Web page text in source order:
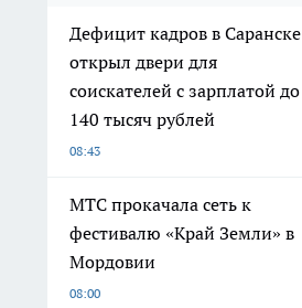
Дефицит кадров в Саранске
открыл двери для
соискателей с зарплатой до
140 тысяч рублей
08:43
МТС прокачала сеть к
фестивалю «Край Земли» в
Мордовии
08:00